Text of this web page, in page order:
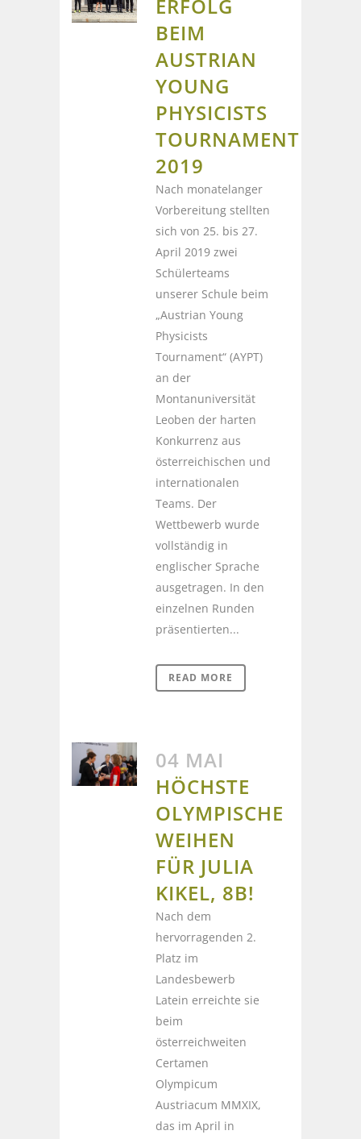
RFOLG B
EIM A
USTRIAN Y
OUNG P
HYSICISTS T
OURNAMENT 2
019
Nach monatelanger
Vorbereitung stellten
sich von 25. bis 27.
April 2019 zwei
Schülerteams
unserer Schule beim
„Austrian Young
Physicists
Tournament“ (AYPT)
an der
Montanuniversität
Leoben der harten
Konkurrenz aus
österreichischen und
internationalen
Teams. Der
Wettbewerb wurde
vollständig in
englischer Sprache
ausgetragen. In den
einzelnen Runden
präsentierten...
READ MORE
04 MAI
HÖCHSTE
OLYMPISCHE
WEIHEN
FÜR JULIA
KIKEL, 8B!
Nach dem
hervorragenden 2.
Platz im
Landesbewerb
Latein erreichte sie
beim
österreichweiten
Certamen
Olympicum
Austriacum MMXIX,
das im April in